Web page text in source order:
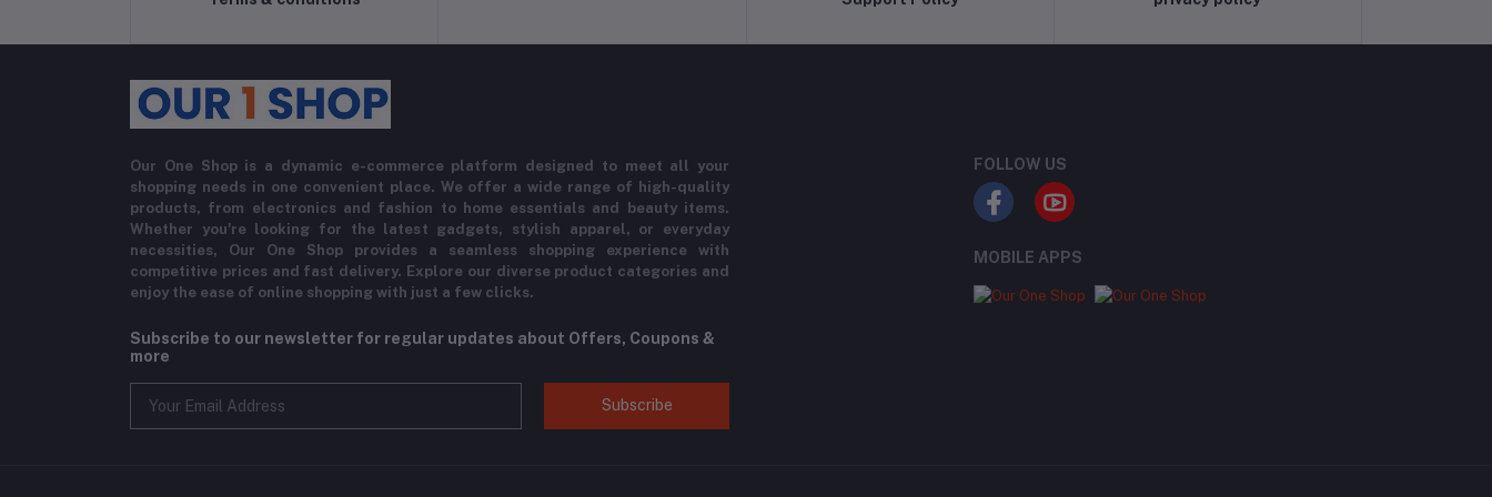
Our One Shop is a dynamic e-commerce platform designed to meet all your
shopping needs in one convenient place. We offer a wide range of high-quality
products, from electronics and fashion to home essentials and beauty items.
Whether you're looking for the latest gadgets, stylish apparel, or everyday
necessities, Our One Shop provides a seamless shopping experience with
competitive prices and fast delivery. Explore our diverse product categories and
enjoy the ease of online shopping with just a few clicks.
Subscribe to our newsletter for regular updates about Offers, Coupons &
more
Subscribe
FOLLOW US
MOBILE APPS